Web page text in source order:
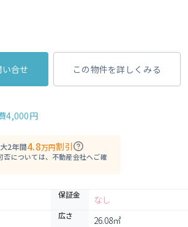
合せ この物件を詳しくみる
4,000円
2年間4.8万円割引
否については、不動産会社へご確
保証金 なし
広さ 26.08㎡